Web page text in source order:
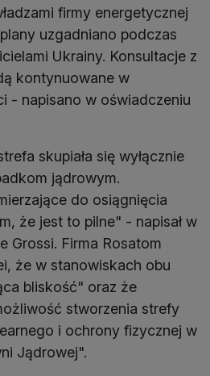
firmy energetycznej
uzgadniano podczas
Ukrainy. Konsultacje z
kontynuowane w
- napisano w oświadczeniu
skupiała się wyłącznie
jądrowym.
do osiągnięcia
że jest to pilne" - napisał w
Grossi. Firma Rosatom
że w stanowiskach obu
bliskość" oraz że
stworzenia strefy
i ochrony fizycznej w
Jądrowej".